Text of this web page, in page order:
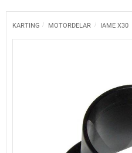
KARTING MOTORDELAR IAME X30